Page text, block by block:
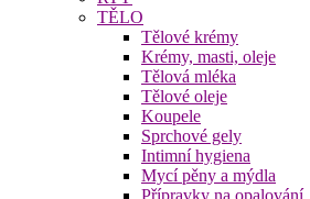
TĚLO
Tělové krémy
Krémy, masti, oleje
Tělová mléka
Tělové oleje
Koupele
Sprchové gely
Intimní hygiena
Mycí pěny a mýdla
Přípravky na opalování